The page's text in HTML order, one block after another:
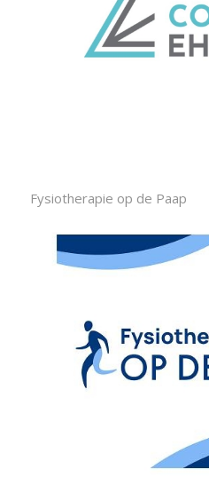
Fysiotherapie op de Paap